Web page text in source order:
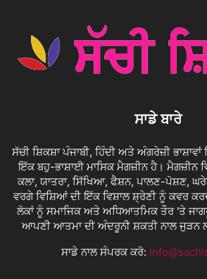
ਸਾਡੇ ਬਾਰੇ
ਸੱਚੀ ਸ਼ਿਕਸ਼ਾ ਪੰਜਾਬੀ, ਹਿੰਦੀ ਅਤੇ ਅੰਗਰੇਜ਼ੀ ਭਾਸ਼ਾਵਾਂ
ਇੱਕ ਬਹੁ-ਭਾਸ਼ਾਈ ਮਾਸਿਕ ਮੈਗਜ਼ੀਨ ਹੈ। ਮੈਗਜ਼ੀਨ
ਕਲਾ, ਯਾਤਰਾ, ਸਿੱਖਿਆ, ਫੈਸ਼ਨ, ਪਾਲਣ-ਪੋਸ਼ਣ,
ਵਰਗੇ ਵਿਸ਼ਿਆਂ ਦੀ ਇੱਕ ਵਿਸ਼ਾਲ ਸ਼੍ਰੇਣੀ ਨੂੰ ਕਵਰ
ਲੋਕਾਂ ਨੂੰ ਸਮਾਜਿਕ ਅਤੇ ਅਧਿਆਤਮਿਕ ਤੌਰ 'ਤੇ
ਆਪਣੀ ਆਤਮਾ ਦੀ ਅੰਦਰੂਨੀ ਸ਼ਕਤੀ ਨਾਲ ਜੁੜਨ
ਸਾਡੇ ਨਾਲ ਸੰਪਰਕ ਕਰੋ: